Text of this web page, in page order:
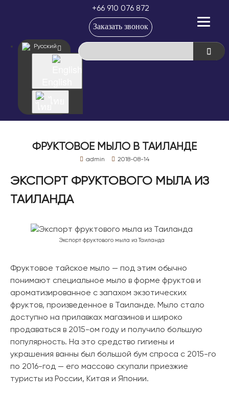
+66 910 076 872
Заказать звонок
Русский
ФРУКТОВОЕ МЫЛО В ТАИЛАНДЕ
admin 2018-08-14
ЭКСПОРТ ФРУКТОВОГО МЫЛА ИЗ
ТАИЛАНДА
Экспорт фруктового мыла из Таиланда
Фруктовое тайское мыло — под этим обычно
понимают специальное мыло в форме фруктов и
ароматизированное с запахом экзотических
фруктов, произведенное в Таиланде. Мыло стало
доступно на прилавках магазинов и широко
продаваться в 2015-ом году и получило большую
популярность. На это средство гигиены и
украшения ванны был большой бум спроса с 2015-го
по 2016-год — его массово скупали приезжие
туристы из России, Китая и Японии.